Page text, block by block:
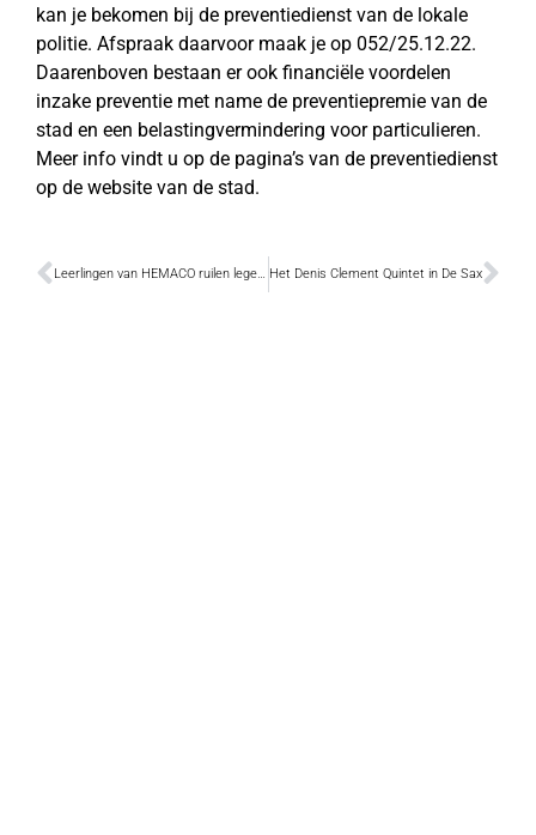
kan je bekomen bij de preventiedienst van de lokale
politie. Afspraak daarvoor maak je op 052/25.12.22.
Daarenboven bestaan er ook financiële voordelen
inzake preventie met name de preventiepremie van de
stad en een belastingvermindering voor particulieren.
Meer info vindt u op de pagina’s van de preventiedienst
op de website van de stad.
Leerlingen van HEMACO ruilen lege inktpatronen voor schoolmateriaal Het Denis Clement Quintet in De Sax